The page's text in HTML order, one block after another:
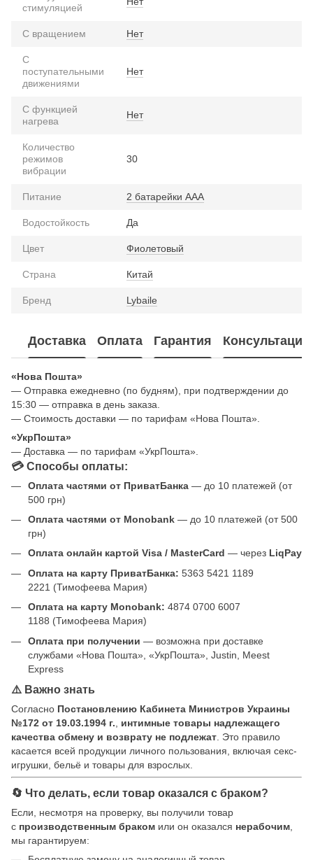
стимуляцией
С вращением Нет
С
поступательными
движениями
Нет
С функцией
нагрева
Нет
Количество
режимов
вибрации
30
Питание 2 батарейки ААА
Водостойкость Да
Цвет Фиолетовый
Страна Китай
Бренд Lybaile
Доставка Оплата Гарантия Консультация
«Нова Пошта»
— Отправка ежедневно (по будням), при подтверждении до
15:30 — отправка в день заказа.
— Стоимость доставки — по тарифам «Нова Пошта».
«УкрПошта»
— Доставка — по тарифам «УкрПошта».
💳 Способы оплаты:
Оплата частями от ПриватБанка — до 10 платежей (от
500 грн)
Оплата частями от Monobank — до 10 платежей (от 500
грн)
Оплата онлайн картой Visa / MasterCard — через LiqPay
Оплата на карту ПриватБанка: 5363 5421 1189
2221 (Тимофеева Мария)
Оплата на карту Monobank: 4874 0700 6007
1188 (Тимофеева Мария)
Оплата при получении — возможна при доставке
службами «Нова Пошта», «УкрПошта», Justin, Meest
Express
⚠️ Важно знать
Согласно Постановлению Кабинета Министров Украины
№172 от 19.03.1994 г.
интимные товары надлежащего
качества обмену и возврату не подлежат . Это правило
касается всей продукции личного пользования, включая секс-
игрушки, бельё и товары для взрослых.
🔄 Что делать, если товар оказался с браком?
Если, несмотря на проверку, вы получили товар
с производственным браком или он оказался нерабочим
мы гарантируем: